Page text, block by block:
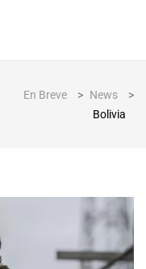
En Breve > News
>
Bolivia